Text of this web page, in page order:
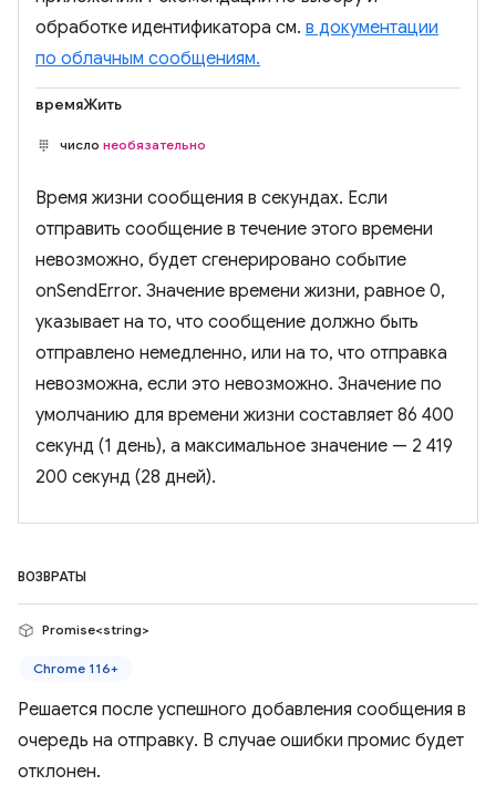
обработке идентификатора см. в документации
по облачным сообщениям.
времяЖить
число необязательно
Время жизни сообщения в секундах. Если
отправить сообщение в течение этого времени
невозможно, будет сгенерировано событие
onSendError. Значение времени жизни, равное 0,
указывает на то, что сообщение должно быть
отправлено немедленно, или на то, что отправка
невозможна, если это невозможно. Значение по
умолчанию для времени жизни составляет 86 400
секунд (1 день), а максимальное значение — 2 419
200 секунд (28 дней).
ВОЗВРАТЫ
Promise<string>
Chrome 116+
Решается после успешного добавления сообщения в
очередь на отправку. В случае ошибки промис будет
отклонен.